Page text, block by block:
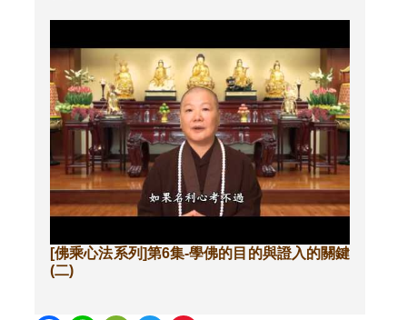
[佛乘心法系列]第6集-學佛的目的與證入的關鍵
(二)